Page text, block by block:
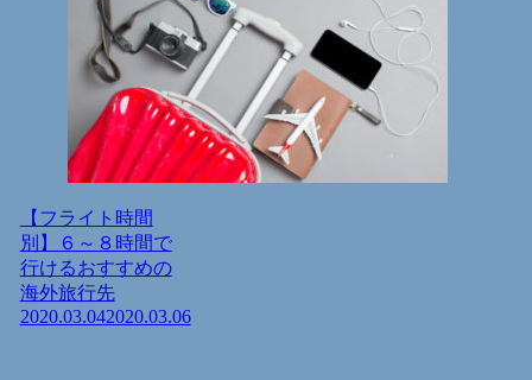
【フライト時間
別】６～８時間で
行けるおすすめの
海外旅行先
2020.03.042020.03.06